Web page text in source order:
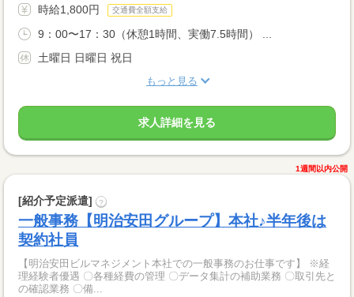
時給1,800円 交通費全額支給
9：00〜17：30（休憩1時間、実働7.5時間） ...
土曜日 日曜日 祝日
もっと見る
求人詳細を見る
1週間以内公開
[紹介予定派遣] ?
一般事務【明治安田グループ】本社♪半年後は
契約社員
【明治安田ビルマネジメント本社での一般事務のお仕事です】 ※経
理経験者優遇 〇各種経費の管理 〇データ集計の補助業務 〇取引先と
の確認業務 〇備...